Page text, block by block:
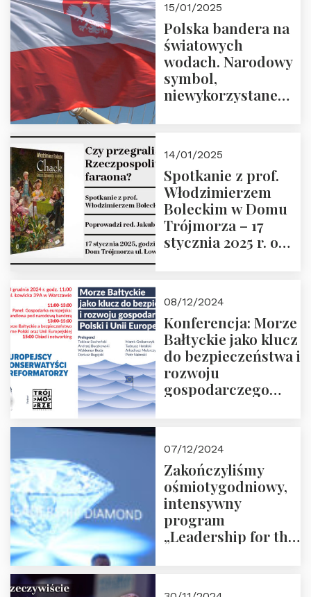
Prowadzi prof.
Zbigniew
Stawrowski
15/01/2025
Polska bandera na
światowych
wodach. Narodowy
symbol,
niewykorzystane
14/01/2025
Spotkanie z prof.
Włodzimierzem
Boleckim w Domu
Trójmorza – 17
stycznia 2025 r. o
08/12/2024
Konferencja: Morze
Bałtyckie jako klucz
do bezpieczeństwa i
rozwoju
gospodarczego
ZAPRASZAMY
07/12/2024
Zakończyliśmy
ośmiotygodniowy,
intensywny
program
„Leadership for the